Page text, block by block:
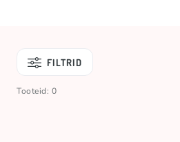
FILTRID
Tooteid: 0